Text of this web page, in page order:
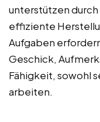
unterstützen
effiziente
Aufgaben
Geschick,
Fähigkeit, sowohl
arbeiten.